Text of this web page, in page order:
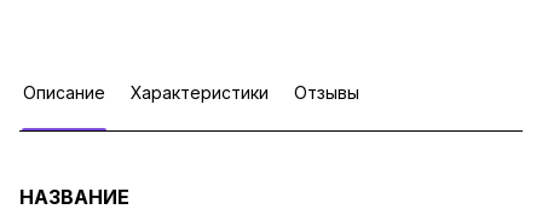
Описание Характеристики Отзывы
НАЗВАНИЕ